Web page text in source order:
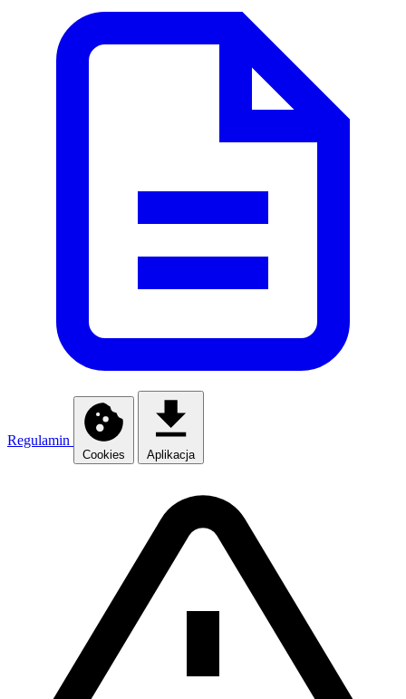
Regulamin
Cookies Aplikacja